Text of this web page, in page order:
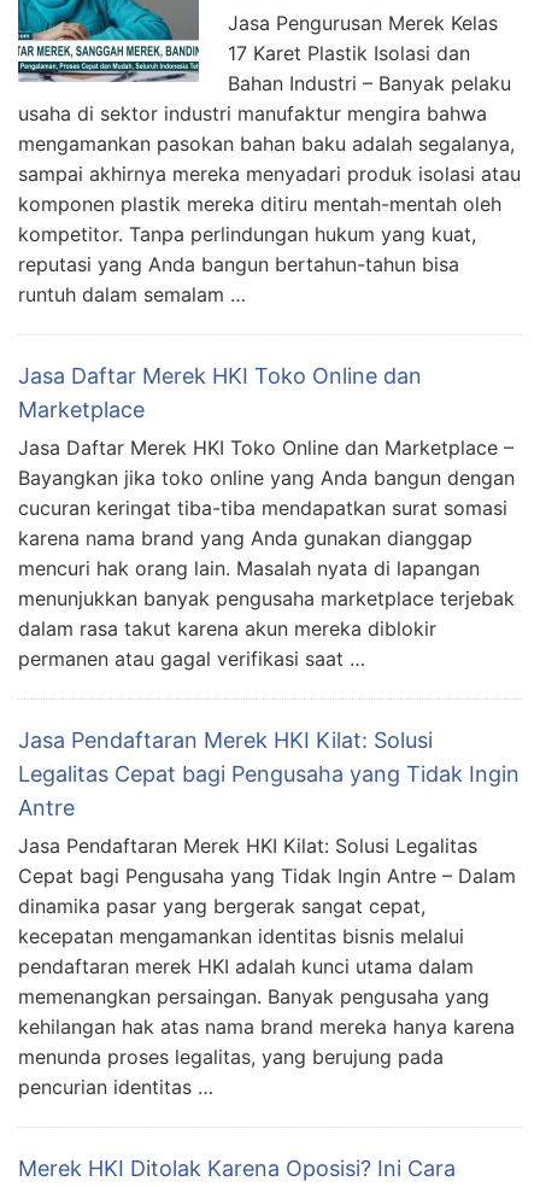
Jasa Pengurusan Merek Kelas
17 Karet Plastik Isolasi dan
Bahan Industri – Banyak pelaku
usaha di sektor industri manufaktur mengira bahwa
mengamankan pasokan bahan baku adalah segalanya,
sampai akhirnya mereka menyadari produk isolasi atau
komponen plastik mereka ditiru mentah-mentah oleh
kompetitor. Tanpa perlindungan hukum yang kuat,
reputasi yang Anda bangun bertahun-tahun bisa
runtuh dalam semalam …
Jasa Daftar Merek HKI Toko Online dan
Marketplace
Jasa Daftar Merek HKI Toko Online dan Marketplace –
Bayangkan jika toko online yang Anda bangun dengan
cucuran keringat tiba-tiba mendapatkan surat somasi
karena nama brand yang Anda gunakan dianggap
mencuri hak orang lain. Masalah nyata di lapangan
menunjukkan banyak pengusaha marketplace terjebak
dalam rasa takut karena akun mereka diblokir
permanen atau gagal verifikasi saat …
Jasa Pendaftaran Merek HKI Kilat: Solusi
Legalitas Cepat bagi Pengusaha yang Tidak Ingin
Antre
Jasa Pendaftaran Merek HKI Kilat: Solusi Legalitas
Cepat bagi Pengusaha yang Tidak Ingin Antre – Dalam
dinamika pasar yang bergerak sangat cepat,
kecepatan mengamankan identitas bisnis melalui
pendaftaran merek HKI adalah kunci utama dalam
memenangkan persaingan. Banyak pengusaha yang
kehilangan hak atas nama brand mereka hanya karena
menunda proses legalitas, yang berujung pada
pencurian identitas …
Merek HKI Ditolak Karena Oposisi? Ini Cara